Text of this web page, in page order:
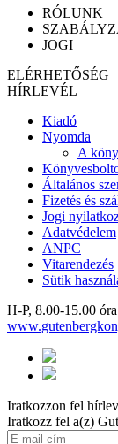
RÓLUNK
JOGI
ELÉRHETŐSÉG
HÍRLEVÉL
Kiadó
Nyomda
A
Általános
Fizetés és
Jogi
Adatvédelem
ANPC
Vitarendezés
Sütik
H-P, 8.00-15.00 óra
Iratkozzon fel
Iratkozz fel a(z)